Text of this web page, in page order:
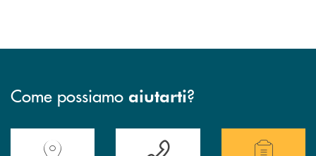
Come possiamo aiutarti?
Accedi all' elenco completo delle filiali della Banca.
Hai bisogno di assistenza immediata?
Hai bisogno di